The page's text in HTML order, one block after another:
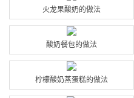
火龙果酸奶的做法
酸奶餐包的做法
柠檬酸奶蒸蛋糕的做法